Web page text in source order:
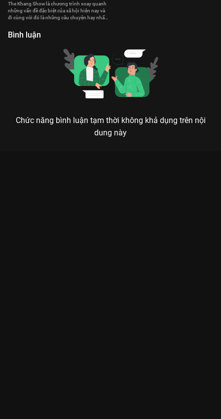
The Khang Show là chương trình xoay quanh
những vấn đề đặc biệt của xã hội hiện nay và
đi cùng với đó là những câu chuyện hay nhất,
khai thác thông qua chương trình này.
Bình luận
Chức năng bình luận tạm thời không khả dụng trên nội
dung này